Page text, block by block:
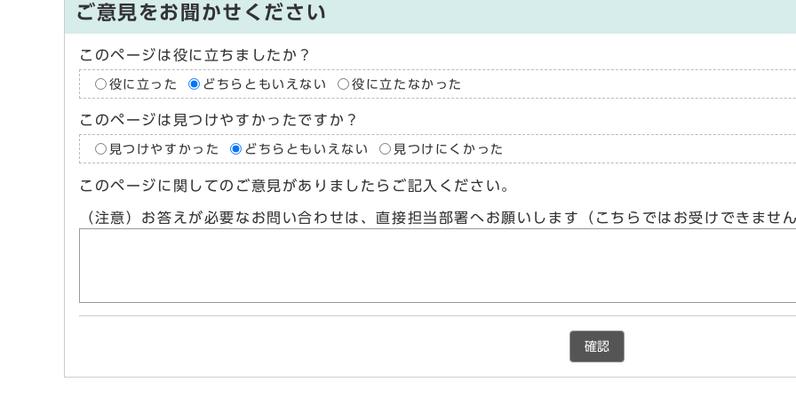
ご意見をお聞かせください
このページは役に立ちましたか？
役に立った どちらともいえない 役に立たなかった
このページは見つけやすかったですか？
見つけやすかった どちらともいえない 見つけにくかった
このページに関してのご意見がありましたらご記入ください。
（注意）お答えが必要なお問い合わせは、直接担当部署へお願いします（こちらではお受けできませ
確認